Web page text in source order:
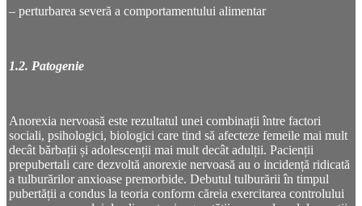
– perturbarea severă a comportamentului alimentar
1.2. Patogenie
Anorexia nervoasă este rezultatul unei combinații între factori
sociali, psihologici, biologici care tind să afecteze femeile mai mult
decât bărbații și adolescenții mai mult decât adulții. Pacienții
prepubertali care dezvoltă anorexie nervoasă au o incidență ridicată
a tulburărilor anxioase premorbide. Debutul tulburării în timpul
pubertății a condus la teoria conform căreia exercitarea controlului